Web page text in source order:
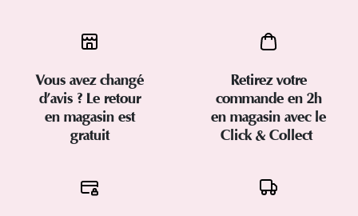
Vous avez changé
d’avis ? Le retour
en magasin est
gratuit
Retirez votre
commande en 2h
en magasin avec le
Click & Collect